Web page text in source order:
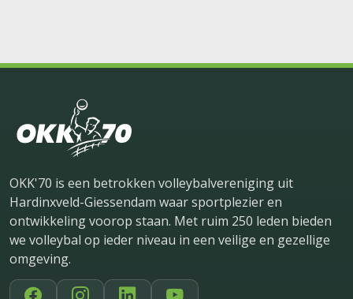
OKK'70 is een betrokken volleybalvereniging uit
Hardinxveld-Giessendam waar sportplezier en
ontwikkeling voorop staan. Met ruim 250 leden bieden
we volleybal op ieder niveau in een veilige en gezellige
omgeving.